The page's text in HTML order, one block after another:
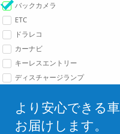
バックカメラ
ETC
ドラレコ
カーナビ
キーレスエントリー
ディスチャージランプ
より安心できる
お届けします。